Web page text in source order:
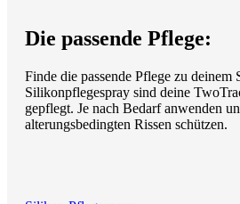
Die passende Pflege:
Finde die passende Pflege zu deinem
Silikonpflegespray sind deine
gepflegt. Je nach Bedarf anwenden
alterungsbedingten Rissen schützen.